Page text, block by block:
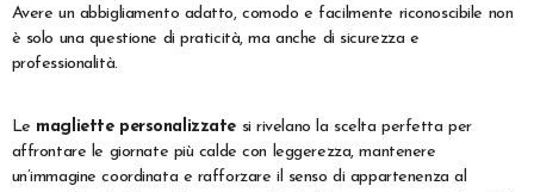
Avere un abbigliamento adatto, comodo e facilmente riconoscibile non
è solo una questione di praticità, ma anche di sicurezza e
professionalità.
Le magliette personalizzatesi rivelano la scelta perfetta per
affrontare le giornate più calde con leggerezza, mantenere
un’immagine coordinata e rafforzare il senso di appartenenza al